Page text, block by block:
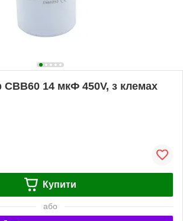
14 мкФ 450V, з клемах
Купити
або